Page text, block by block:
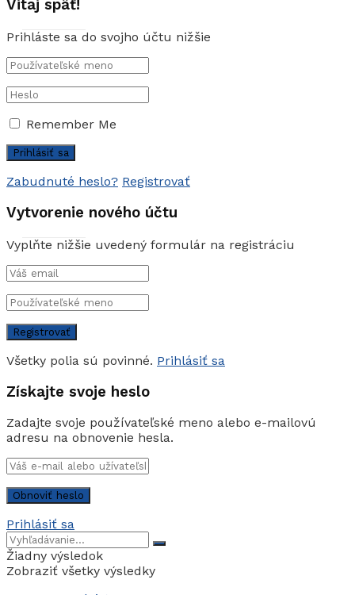
Vitaj späť!
Prihláste sa do svojho účtu nižšie
Remember Me
Zabudnuté heslo? Registrovať
Vytvorenie nového účtu
Vyplňte nižšie uvedený formulár na registráciu
Všetky polia sú povinné. Prihlásiť sa
Získajte svoje heslo
Zadajte svoje používateľské meno alebo e-mailovú
adresu na obnovenie hesla.
Prihlásiť sa
Žiadny výsledok
Zobraziť všetky výsledky